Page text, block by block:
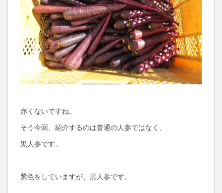
赤くないですね。
そう今回、紹介するのは普通の人参ではなく、
黒人参です。
紫色をしていますが、黒人参です。